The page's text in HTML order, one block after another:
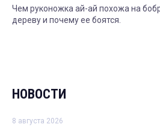
Чем руконожка ай-ай похожа на
дереву и почему ее боятся.
НОВОСТИ
8 августа 2026